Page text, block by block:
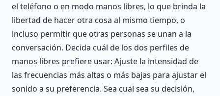
el teléfono o en modo manos libres, lo que brinda la
libertad de hacer otra cosa al mismo tiempo, o
incluso permitir que otras personas se unan a la
conversación. Decida cuál de los dos perfiles de
manos libres prefiere usar: Ajuste la intensidad de
las frecuencias más altas o más bajas para ajustar el
sonido a su preferencia. Sea cual sea su decisión,